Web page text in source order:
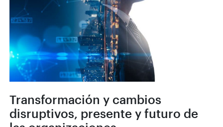
Transformación y cambios
disruptivos, presente y futuro de